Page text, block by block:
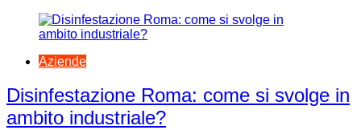
Aziende
Disinfestazione Roma: come si svolge in
ambito industriale?